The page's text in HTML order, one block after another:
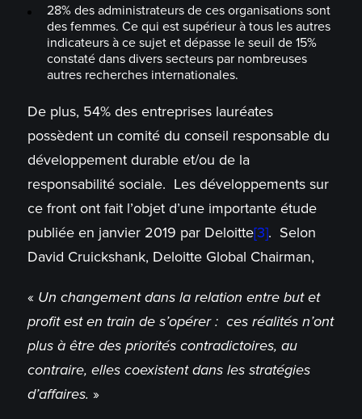
28% des administrateurs de ces organisations sont
des femmes. Ce qui est supérieur à tous les autres
indicateurs à ce sujet et dépasse le seuil de 15%
constaté dans divers secteurs par nombreuses
autres recherches internationales.
De plus, 54% des entreprises lauréates
possèdent un comité du conseil responsable du
développement durable et/ou de la
responsabilité sociale. Les développements sur
ce front ont fait l’objet d’une importante étude
publiée en janvier 2019 par Deloitte[3]. Selon
David Cruickshank, Deloitte Global Chairman,
« Un changement dans la relation entre but et
profit est en train de s’opérer : ces réalités n’ont
plus à être des priorités contradictoires, au
contraire, elles coexistent dans les stratégies
d’affaires. »